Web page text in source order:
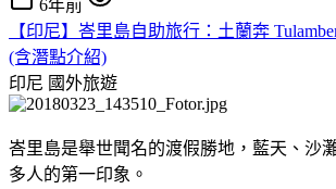
6年前
【印尼】峇里島自助旅行：土蘭奔
(含潛點介紹)
印尼 國外旅遊
峇里島是舉世聞名的渡假勝地，藍天、沙
多人的第一印象。